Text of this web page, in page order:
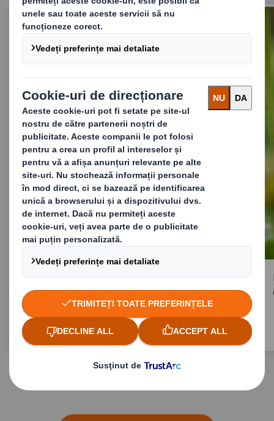
Să alegem economia circulară – Planul
de lecție disponibil în 12 limbi europene
pentru a marca Ziua Internațională a
Educației